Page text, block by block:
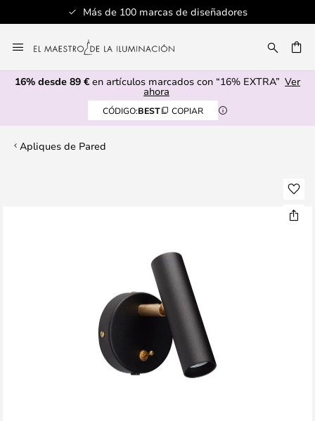
Más de 100 marcas de diseñadores
al
contenido
16% desde 89 € en artículos marcados con “16% EXTRA” Ver
ahora
CÓDIGO:BEST COPIAR
Apliques de Pared